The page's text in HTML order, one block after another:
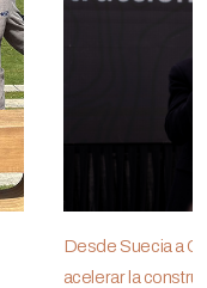
Desde Suecia a
acelerar la